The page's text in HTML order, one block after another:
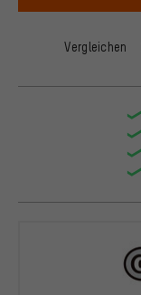
Vergleichen